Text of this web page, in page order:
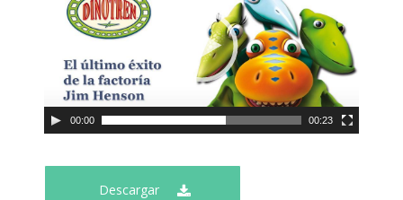
00:00 00:23
Descargar